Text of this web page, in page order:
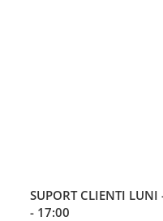
SUPORT CLIENTI LUNI
- 17:00